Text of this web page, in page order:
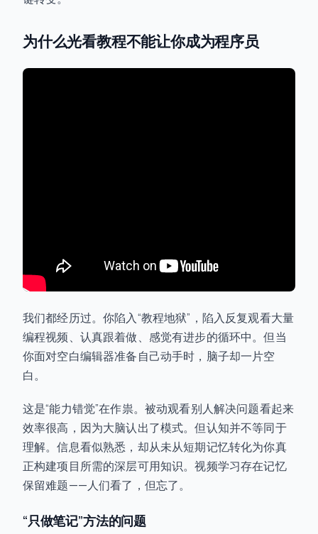
为什么光看教程不能让你成为程序员
我们都经历过。你陷入“教程地狱”，陷入反复观看大量
编程视频、认真跟着做、感觉有进步的循环中。但当
你面对空白编辑器准备自己动手时，脑子却一片空
白。
这是“能力错觉”在作祟。被动观看别人解决问题看起来
效率很高，因为大脑认出了模式。但认知并不等同于
理解。信息看似熟悉，却从未从短期记忆转化为你真
正构建项目所需的深层可用知识。视频学习存在记忆
保留难题——人们看了，但忘了。
“只做笔记”方法的问题